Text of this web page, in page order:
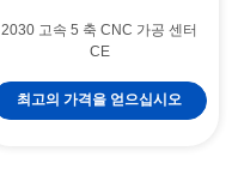
2030 고속 5 축 CNC 가공 센터
CE
최고의 가격을 얻으십시오